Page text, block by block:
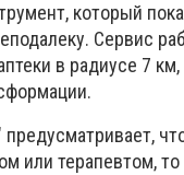
который
Сервис
в радиусе 7
или терапевтом,